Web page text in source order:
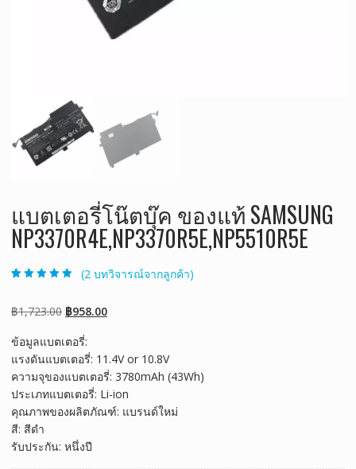
แบตเตอรี่โน๊ตบุ๊ค ของแท้ SAMSUNG
NP3370R4E,NP3370R5E,NP5510R5E
เต็มบนการให้
คะแนนของ
(2 บทวิจารณ์จากลูกค้า)
฿1,723.00 Original
was:
฿1,723.00.
฿958.00Current
฿958.00.
ข้อมูลแบตเตอรี่:
แรงดันแบตเตอรี่: 11.4V or 10.8V
ความจุของแบตเตอรี่: 3780mAh (43Wh)
ประเภทแบตเตอรี่: Li-ion
คุณภาพของผลิตภัณฑ์: แบรนด์ใหม่
สี: สีดำ
รับประกัน: หนึ่งปี